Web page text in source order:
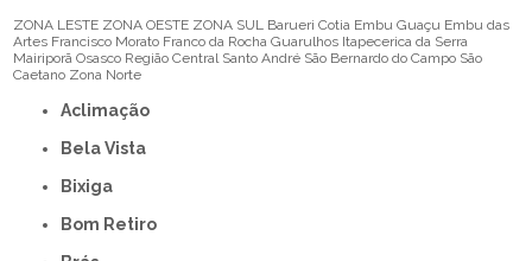
ZONA LESTE ZONA OESTE ZONA SUL Barueri Cotia Embu Guaçu Embu das
Artes Francisco Morato Franco da Rocha Guarulhos Itapecerica da Serra
Mairiporã Osasco Região Central Santo André São Bernardo do Campo São
Caetano Zona Norte
Aclimação
Bela Vista
Bixiga
Bom Retiro